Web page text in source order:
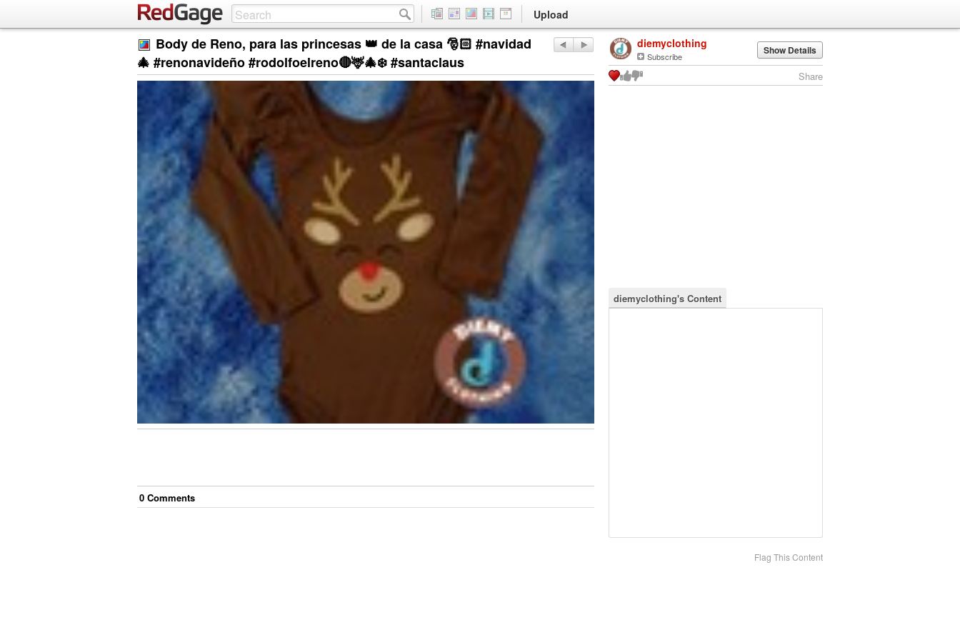
Upload
Body de Reno, para las princesas 👑 de la casa 🎅🏻 #navidad
🎄 #renonavideño #rodolfoelreno🔴🦌🎄❄️ #santaclaus
0 Comments
diemyclothing
Subscribe Show Details
Share
diemyclothing's Content
Flag This Content